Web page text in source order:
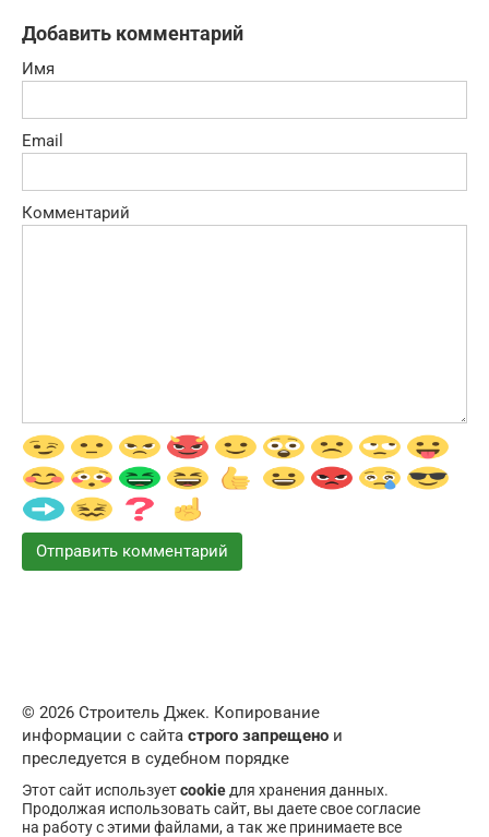
Добавить комментарий
Имя
Email
Комментарий
© 2026 Строитель Джек. Копирование
информации с сайта строго запрещено и
преследуется в судебном порядке
Этот сайт используетcookie для хранения данных.
Продолжая использовать сайт, вы даете свое согласие
на работу с этими файлами, а так же принимаете все